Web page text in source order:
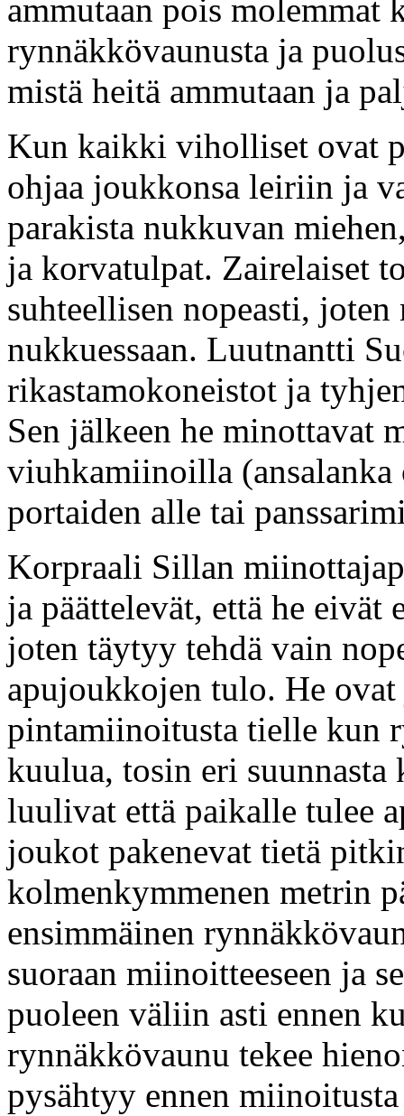
ammutaan pois molemmat
rynnäkkövaunusta ja
mistä heitä ammutaan ja
Kun kaikki viholliset ovat
ohjaa joukkonsa leiriin ja
parakista nukkuvan
ja korvatulpat. Zairelaiset
suhteellisen nopeasti,
nukkuessaan. Luutnantti
rikastamokoneistot ja
Sen jälkeen he minottavat
viuhkamiinoilla
portaiden alle tai
Korpraali Sillan
ja päättelevät, että he
joten täytyy tehdä vain
apujoukkojen tulo. He
pintamiinoitusta tielle kun
kuulua, tosin eri
luulivat että paikalle tulee
joukot pakenevat tietä
kolmenkymmenen metrin
ensimmäinen
suoraan miinoitteeseen ja
puoleen väliin asti ennen
rynnäkkövaunu tekee
pysähtyy ennen